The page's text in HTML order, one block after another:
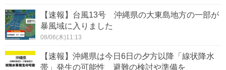
【速報】台風13号 沖縄県の大東島地方の一部が
暴風域に入りました
08/06(木)11:13
【速報】沖縄県は今日6日の夕方以降「線状降水
帯」発生の可能性 避難の検討や準備を